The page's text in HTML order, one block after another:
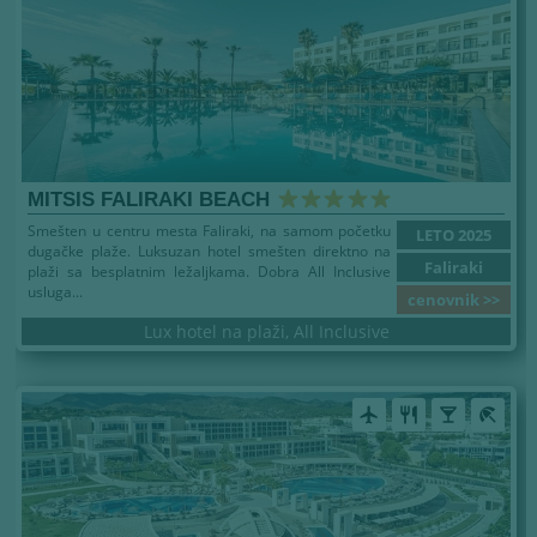
MITSIS FALIRAKI BEACH
LETO 2025
Faliraki
cenovnik >>
Smešten u centru mesta Faliraki, na samom početku
dugačke plaže. Luksuzan hotel smešten direktno na
plaži sa besplatnim ležaljkama. Dobra All Inclusive
usluga...
Lux hotel na plaži, All Inclusive
airplanemode_active restaurant local_bar beach_access